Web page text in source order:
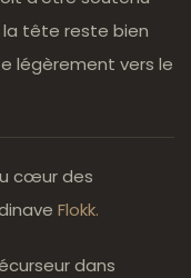
la tête reste bien
légèrement vers le
cœur des
Flokk.
dans